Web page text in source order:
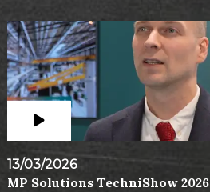
13/03/2026
MP Solutions TechniShow 2026